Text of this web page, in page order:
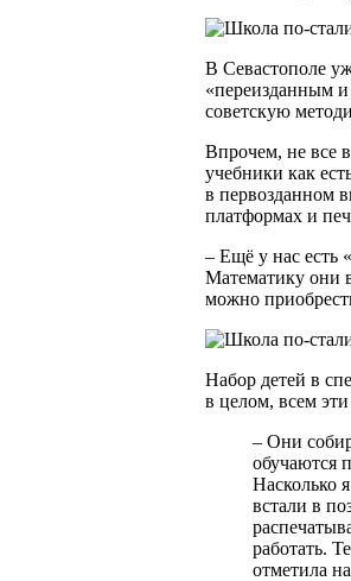
В Севастополе
«переизданным
советскую
Впрочем, не все
учебники как
в первозданном
платформах и
– Ещё у нас есть
Математику они
можно
Набор детей в
в целом, всем
– Они
обучаются
Насколько
встали в
работать.
отметила